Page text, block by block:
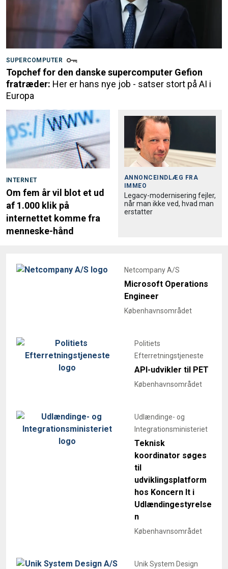
SUPERCOMPUTER
Topchef for den danske supercomputer Gefion
fratræder: Her er hans nye job - satser stort på AI i
Europa
INTERNET
Om fem år vil blot et ud
af 1.000 klik på
internettet komme fra
menneske-hånd
ANNONCEINDLÆG FRA
IMMEO
Legacy-modernisering fejler,
når man ikke ved, hvad man
erstatter
Netcompany A/S
Microsoft Operations
Engineer
Københavnsområdet
Politiets
Efterretningstjeneste
API-udvikler til PET
Københavnsområdet
Udlændinge- og
Integrationsministeriet
Teknisk
koordinator søges
til
udviklingsplatform
hos Koncern It i
Udlændingestyrelse
n
Københavnsområdet
Unik System Design